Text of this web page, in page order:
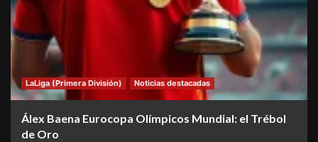
LaLiga (Primera División) Noticias destacadas
Álex Baena Eurocopa Olímpicos Mundial: el Trébol
de Oro